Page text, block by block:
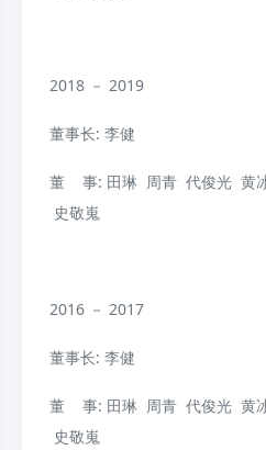
2018 － 2019
董事长: 李健
董 事: 田琳 周青 代俊光 黄
史敬嵬
2016 － 2017
董事长: 李健
董 事: 田琳 周青 代俊光 黄
史敬嵬